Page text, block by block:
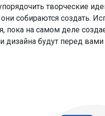
творческие
собираются создать.
пока на самом деле
дизайна будут перед вами